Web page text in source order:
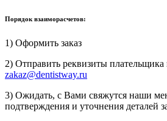
Порядок взаиморасчетов:
1) Оформить заказ
2) Отправить реквизиты плательщика
zakaz@dentistway.ru
3) Ожидать, с Вами свяжутся наши
подтверждения и уточнения деталей